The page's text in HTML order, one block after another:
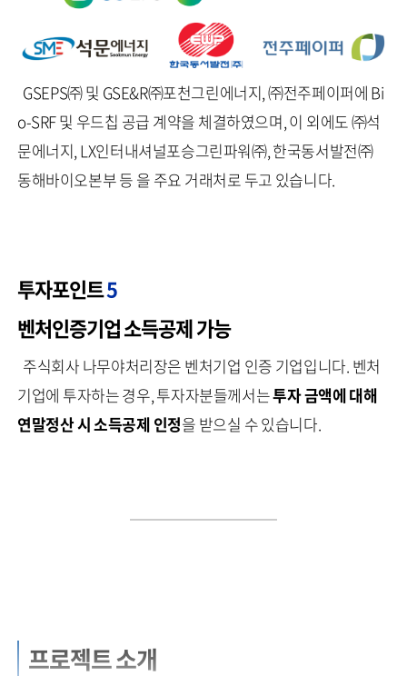
GSEPS㈜ 및 GSE&R㈜포천그린에너지, ㈜전주페이퍼에 Bi
o-SRF 및 우드칩 공급 계약을 체결하였으며, 이 외에도 ㈜석
문에너지, LX인터내셔널포승그린파워㈜, 한국동서발전㈜
동해바이오본부 등 을 주요 거래처로 두고 있습니다.
투자포인트5
벤처인증기업 소득공제 가능
주식회사 나무야처리장은 벤처기업 인증 기업입니다. 벤처
기업에 투자하는 경우, 투자자분들께서는투자 금액에 대해
연말정산 시 소득공제 인정을 받으실 수 있습니다.
프로젝트 소개